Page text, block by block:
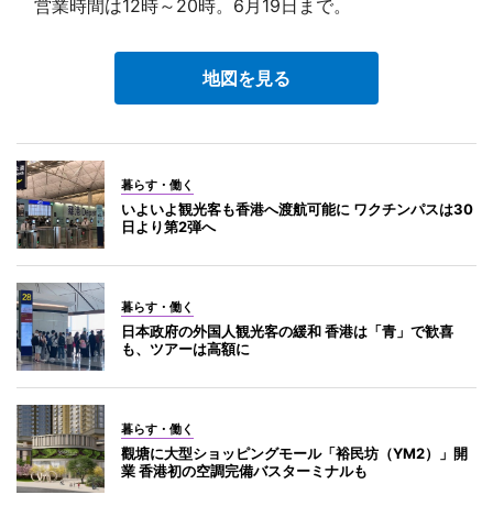
営業時間は12時～20時。6月19日まで。
地図を見る
暮らす・働く
いよいよ観光客も香港へ渡航可能に ワクチンパスは30
日より第2弾へ
暮らす・働く
日本政府の外国人観光客の緩和 香港は「青」で歓喜
も、ツアーは高額に
暮らす・働く
觀塘に大型ショッピングモール「裕民坊（YM2）」開
業 香港初の空調完備バスターミナルも